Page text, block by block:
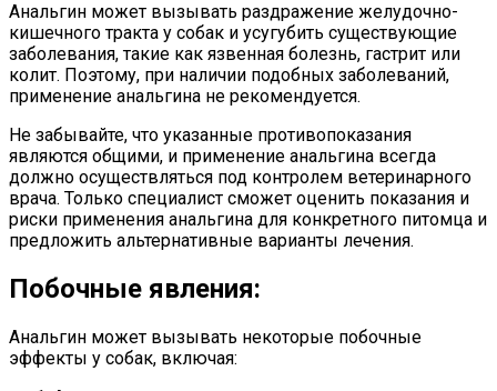
Анальгин может вызывать раздражение желудочно-
кишечного тракта у собак и усугубить существующие
заболевания, такие как язвенная болезнь, гастрит или
колит. Поэтому, при наличии подобных заболеваний,
применение анальгина не рекомендуется.
Не забывайте, что указанные противопоказания
являются общими, и применение анальгина всегда
должно осуществляться под контролем ветеринарного
врача. Только специалист сможет оценить показания и
риски применения анальгина для конкретного питомца и
предложить альтернативные варианты лечения.
Побочные явления:
Анальгин может вызывать некоторые побочные
эффекты у собак, включая: